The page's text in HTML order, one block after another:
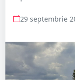
29 septembrie